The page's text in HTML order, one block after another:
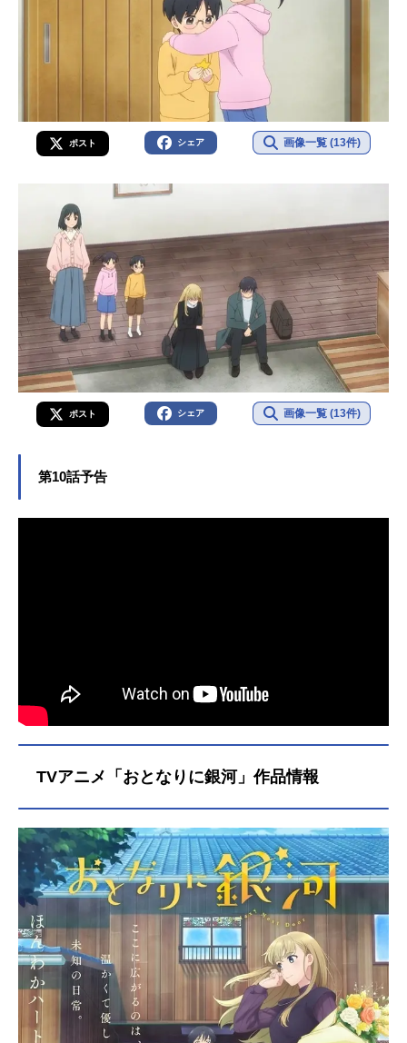
ポスト シェア 画像一覧 (13件)
ポスト シェア 画像一覧 (13件)
第10話予告
TVアニメ「おとなりに銀河」作品情報